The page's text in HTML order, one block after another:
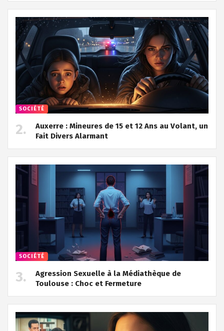
SOCIÉTÉ
Auxerre : Mineures de 15 et 12 Ans au Volant, un
Fait Divers Alarmant
SOCIÉTÉ
Agression Sexuelle à la Médiathèque de
Toulouse : Choc et Fermeture